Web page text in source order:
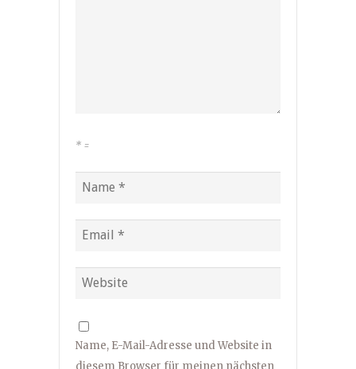
* =
Name, E-Mail-Adresse und Website in
diesem Browser für meinen nächsten